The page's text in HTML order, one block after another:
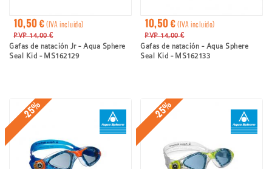
10,50 €(IVA incluido)
PVP 14,00 €
Gafas de natación Jr - Aqua Sphere
Seal Kid - MS162129
10,50 €(IVA incluido)
PVP 14,00 €
Gafas de natación - Aqua Sphere
Seal Kid - MS162133
-25% -25%